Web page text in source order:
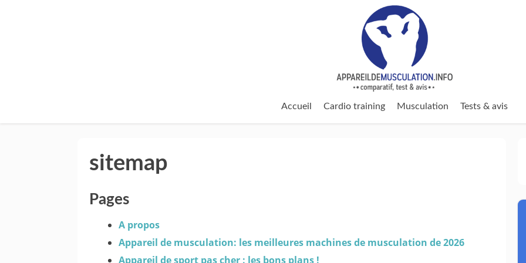
Accueil Cardio training Musculation Tests & avis
sitemap
Pages
A propos
Appareil de musculation: les meilleures machines de musculation de 2026
Appareil de sport pas cher : les bons plans !